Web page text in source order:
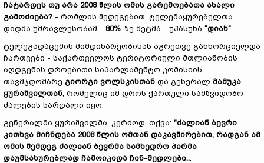
ჩატარდეს თუ არა 2008 წლის ომის გარემოებათა ახალი
გამოძიება? - რომლის შედეგებით, ტელემაყურებელთა
დიდმა უმრავლესობამ - 80%-ზე მეტმა - უპასუხა “დიახ“.
ტელეგადაცემის მიმდინარეობისას აგრეთვე განხორციელდა
ჩართვები - საქართველოს ტერიტორიული მთლიანობის
აღდგენის დროებითი საპარლამენტო კომისიის
თავმჯდომარე გიორგი ვოლსკისთან და გენერალ მამუკა
ყურაშვილთან, რომელიც იმ დროს ქართული სამშვიდობო
ძალების სარდალი იყო.
გენერალმა ყურაშვილმა, კერძოდ, თქვა: "ძალიან ბევრი
კითხვა მიჩნდება 2008 წლის ომთან დაკავშირებით, რადგან ამ
ომის შემდეგ ძალიან ბევრმა სამხედრო პირმა
დაუმსახურებლად ჩამოიკიდა ჩინ-მედლები...